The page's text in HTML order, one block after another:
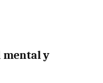
mental y